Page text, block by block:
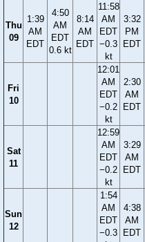
Thu
09
1:39
AM
EDT
4:50
AM
EDT
0.6 kt
8:14
AM
EDT
11:58
AM
EDT
−0.3
kt
3:32
PM
EDT
Fri
10
12:01
AM
EDT
−0.2
kt
2:30
AM
EDT
Sat
11
12:59
AM
EDT
−0.2
kt
3:29
AM
EDT
Sun
12
1:54
AM
EDT
−0.3
4:38
AM
EDT